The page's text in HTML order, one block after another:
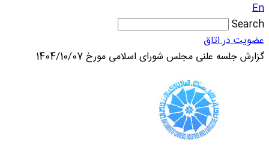
En
Search
عضویت در اتاق
گزارش جلسه علنی مجلس شورای اسلامی مورخ 1404/10/07